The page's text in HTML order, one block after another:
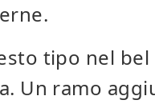
tipo nel
Un ramo